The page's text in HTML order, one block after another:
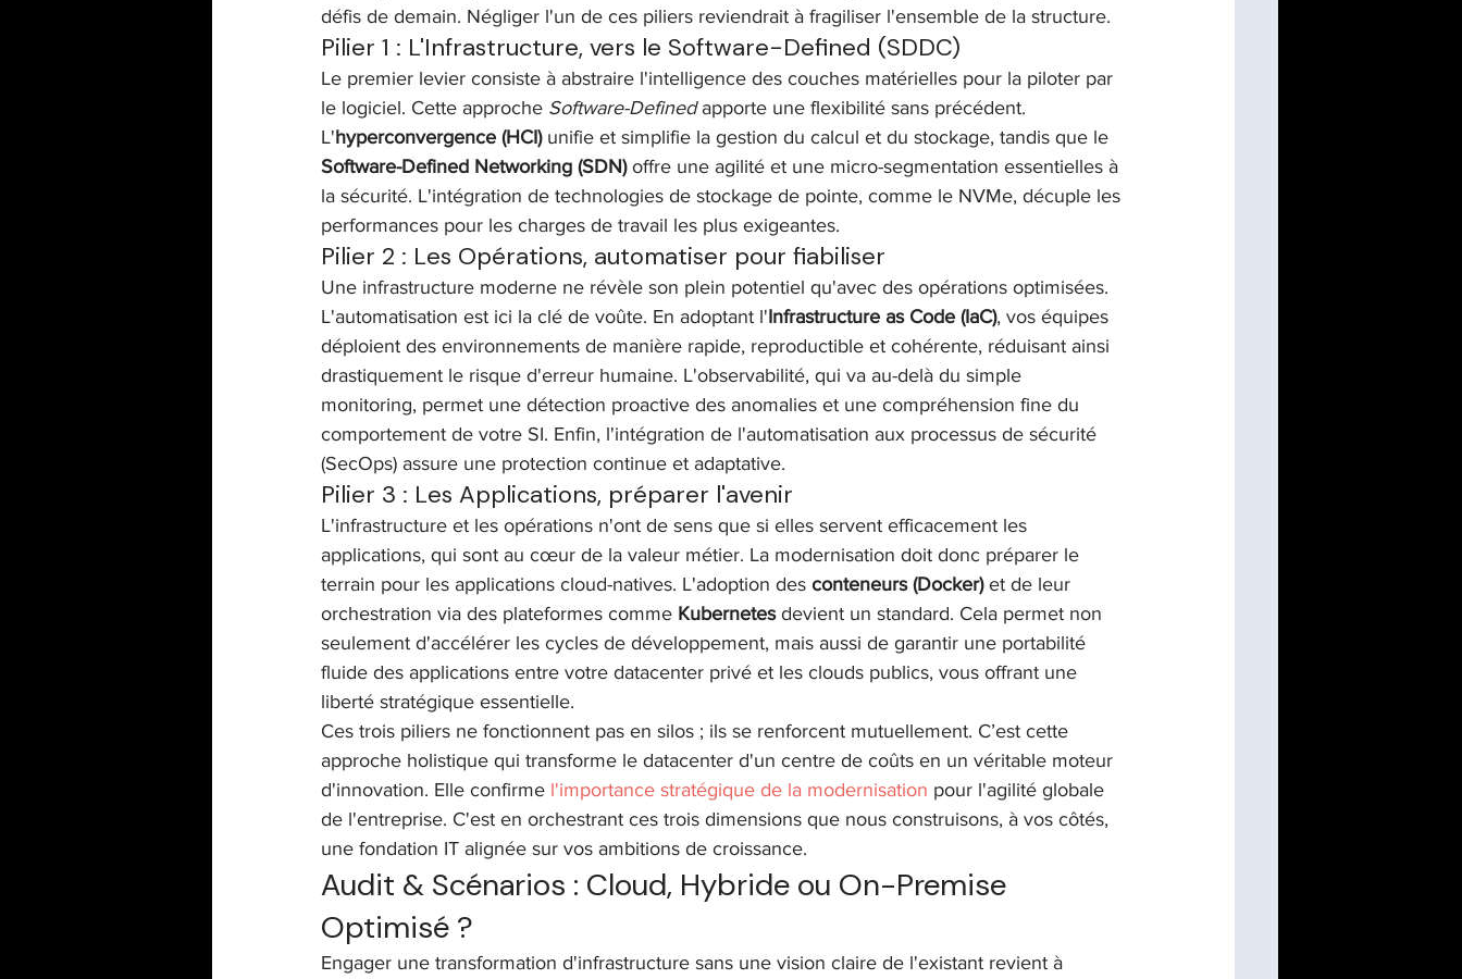
défis de demain. Négliger l'un de ces piliers reviendrait à fragiliser l'ensemble de la structure.
Pilier 1 : L'Infrastructure, vers le Software-Defined (SDDC)
Le premier levier consiste à abstraire l'intelligence des couches matérielles pour la piloter par
le logiciel. Cette approche Software-Defined apporte une flexibilité sans précédent.
L'hyperconvergence (HCI) unifie et simplifie la gestion du calcul et du stockage, tandis que le
Software-Defined Networking (SDN) offre une agilité et une micro-segmentation essentielles à
la sécurité. L'intégration de technologies de stockage de pointe, comme le NVMe, décuple les
performances pour les charges de travail les plus exigeantes.
Pilier 2 : Les Opérations, automatiser pour fiabiliser
Une infrastructure moderne ne révèle son plein potentiel qu'avec des opérations optimisées.
L'automatisation est ici la clé de voûte. En adoptant l'Infrastructure as Code (IaC), vos équipes
déploient des environnements de manière rapide, reproductible et cohérente, réduisant ainsi
drastiquement le risque d'erreur humaine. L'observabilité, qui va au-delà du simple
monitoring, permet une détection proactive des anomalies et une compréhension fine du
comportement de votre SI. Enfin, l'intégration de l'automatisation aux processus de sécurité
(SecOps) assure une protection continue et adaptative.
Pilier 3 : Les Applications, préparer l'avenir
L'infrastructure et les opérations n'ont de sens que si elles servent efficacement les
applications, qui sont au cœur de la valeur métier. La modernisation doit donc préparer le
terrain pour les applications cloud-natives. L'adoption des conteneurs (Docker) et de leur
orchestration via des plateformes comme Kubernetes devient un standard. Cela permet non
seulement d'accélérer les cycles de développement, mais aussi de garantir une portabilité
fluide des applications entre votre datacenter privé et les clouds publics, vous offrant une
liberté stratégique essentielle.
Ces trois piliers ne fonctionnent pas en silos ; ils se renforcent mutuellement. C’est cette
approche holistique qui transforme le datacenter d'un centre de coûts en un véritable moteur
d'innovation. Elle confirme l'importance stratégique de la modernisation pour l'agilité globale
de l'entreprise. C'est en orchestrant ces trois dimensions que nous construisons, à vos côtés,
une fondation IT alignée sur vos ambitions de croissance.
Audit & Scénarios : Cloud, Hybride ou On-Premise
Optimisé ?
Engager une transformation d'infrastructure sans une vision claire de l'existant revient à